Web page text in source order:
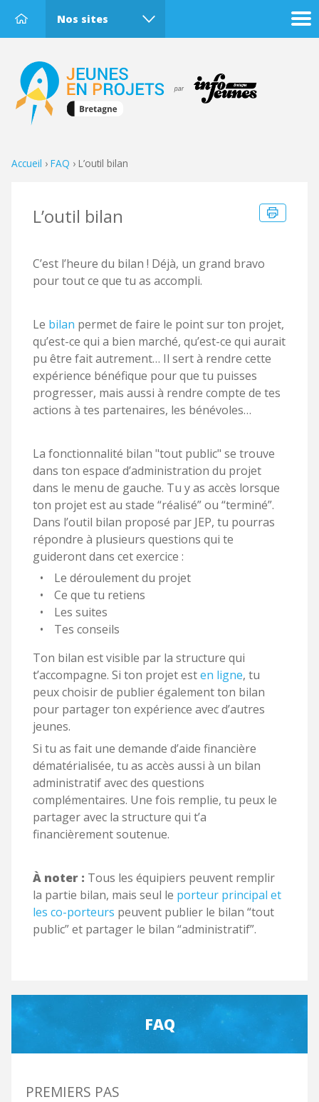
Nos sites
Accueil › FAQ › L’outil bilan
L’outil bilan
C’est l’heure du bilan ! Déjà, un grand bravo
pour tout ce que tu as accompli.
Le bilan permet de faire le point sur ton projet,
qu’est-ce qui a bien marché, qu’est-ce qui aurait
pu être fait autrement… Il sert à rendre cette
expérience bénéfique pour que tu puisses
progresser, mais aussi à rendre compte de tes
actions à tes partenaires, les bénévoles…
La fonctionnalité bilan "tout public" se trouve
dans ton espace d’administration du projet
dans le menu de gauche. Tu y as accès lorsque
ton projet est au stade “réalisé” ou “terminé”.
Dans l’outil bilan proposé par JEP, tu pourras
répondre à plusieurs questions qui te
guideront dans cet exercice :
Le déroulement du projet
Ce que tu retiens
Les suites
Tes conseils
Ton bilan est visible par la structure qui
t’accompagne. Si ton projet esten ligne, tu
peux choisir de publier également ton bilan
pour partager ton expérience avec d’autres
jeunes.
Si tu as fait une demande d’aide financière
dématérialisée, tu as accès aussi à un bilan
administratif avec des questions
complémentaires. Une fois remplie, tu peux le
partager avec la structure qui t’a
financièrement soutenue.
À noter : Tous les équipiers peuvent remplir
la partie bilan, mais seul le porteur principal et
les co-porteurs peuvent publier le bilan “tout
public” et partager le bilan “administratif”.
FAQ
PREMIERS PAS